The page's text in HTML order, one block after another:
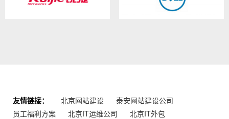
友情链接： 北京网站建设
泰安网站建设公司
员工福利方案
北京IT运维公司 北京IT外包